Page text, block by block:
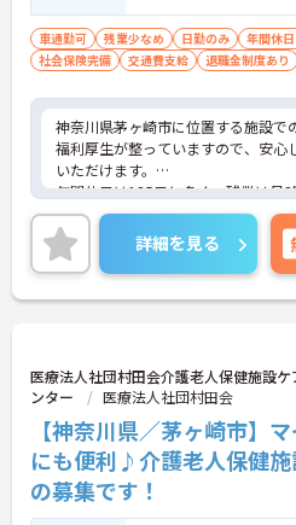
車通勤可 残業少なめ 日勤のみ 年間休
社会保険完備
交通費支給 退職金制度あり
神奈川県茅ヶ崎市に位置する施設で
福利厚生が整っていますので、安心
いただけます。
年間休日は125日と多く、残業は月
めですので、プライベートとの予定
す！
ご興味のある方には、面接対策ポイ
に詳細をお話しいたしますので、お
ださい。
詳細を見る
医療法人社団村田会介護老人保健施設
ンター
医療法人社団村田会
【神奈川県／茅ヶ崎市】
にも便利♪介護老人保健
の募集です！